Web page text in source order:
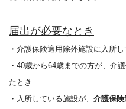
届出が必要なとき
・介護保険適用除外施設に入所し
・40歳から64歳までの方が、介
たとき
・入所している施設が、 介護保